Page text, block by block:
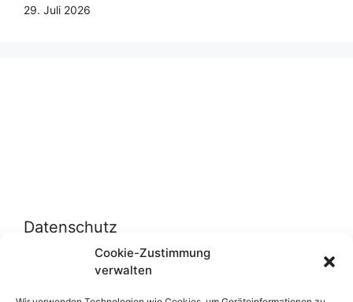
Cookie-Zustimmung
verwalten
29. Juli 2026
Datenschutz
Datenschutzerklärung
Cookie-Richtlinie (EU)